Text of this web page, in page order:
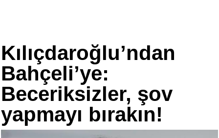
Kılıçdaroğlu’ndan
Bahçeli’ye:
Beceriksizler, şov
yapmayı bırakın!